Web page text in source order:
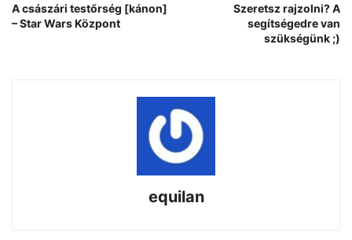
A császári testőrség [kánon]
– Star Wars Központ
Szeretsz rajzolni? A
segítségedre van
szükségünk ;)
equilan